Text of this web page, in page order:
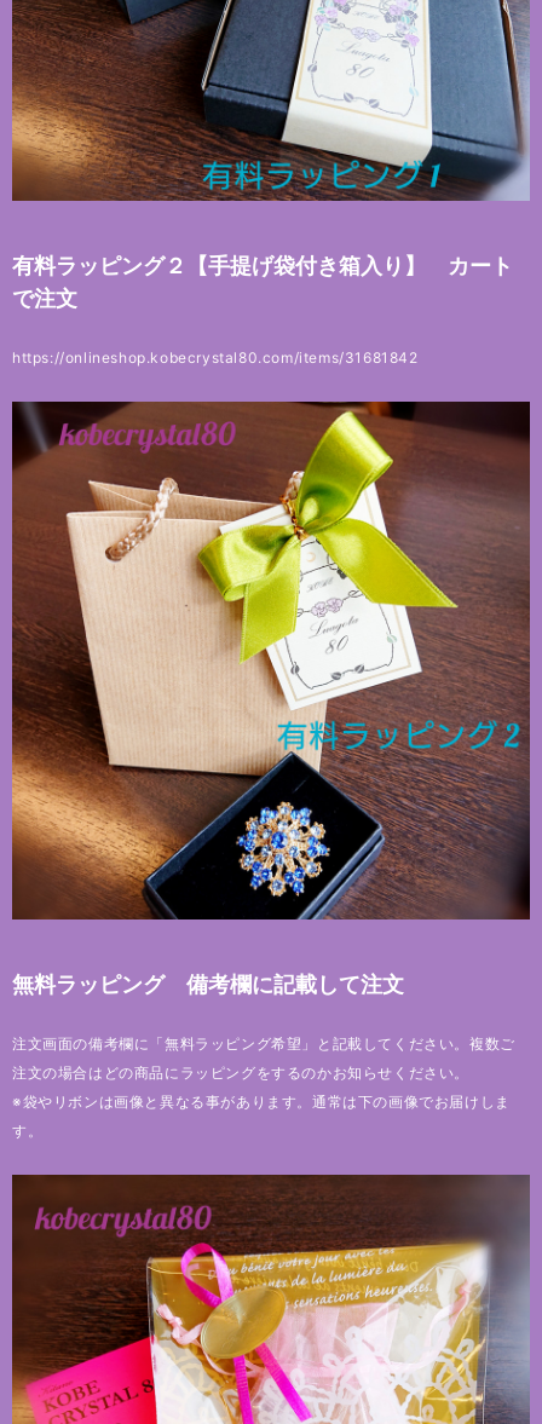
有料ラッピング２【手提げ袋付き箱入り】 カート
で注文
https://onlineshop.kobecrystal80.com/items/31681842
無料ラッピング 備考欄に記載して注文
注文画面の備考欄に「無料ラッピング希望」と記載してください。複数ご
注文の場合はどの商品にラッピングをするのかお知らせください。
※袋やリボンは画像と異なる事があります。通常は下の画像でお届けしま
す。